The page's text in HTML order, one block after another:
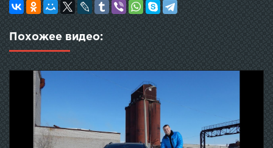
Похожее видео: